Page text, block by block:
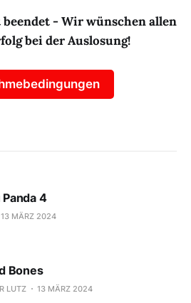
- Wir wünschen allen
bei der Auslosung!
Panda 4
13 MÄRZ 2024
Bones
LUTZ 13 MÄRZ 2024